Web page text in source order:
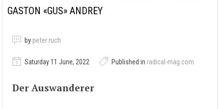
GASTON «GUS» ANDREY
by peter ruch
Saturday 11 June, 2022 Published in radical-mag.com
Der Auswanderer